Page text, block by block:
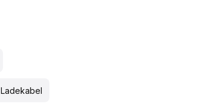
Ladekabel